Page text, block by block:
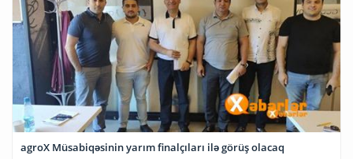
agroX Müsabiqəsinin yarım finalçıları ilə görüş olacaq